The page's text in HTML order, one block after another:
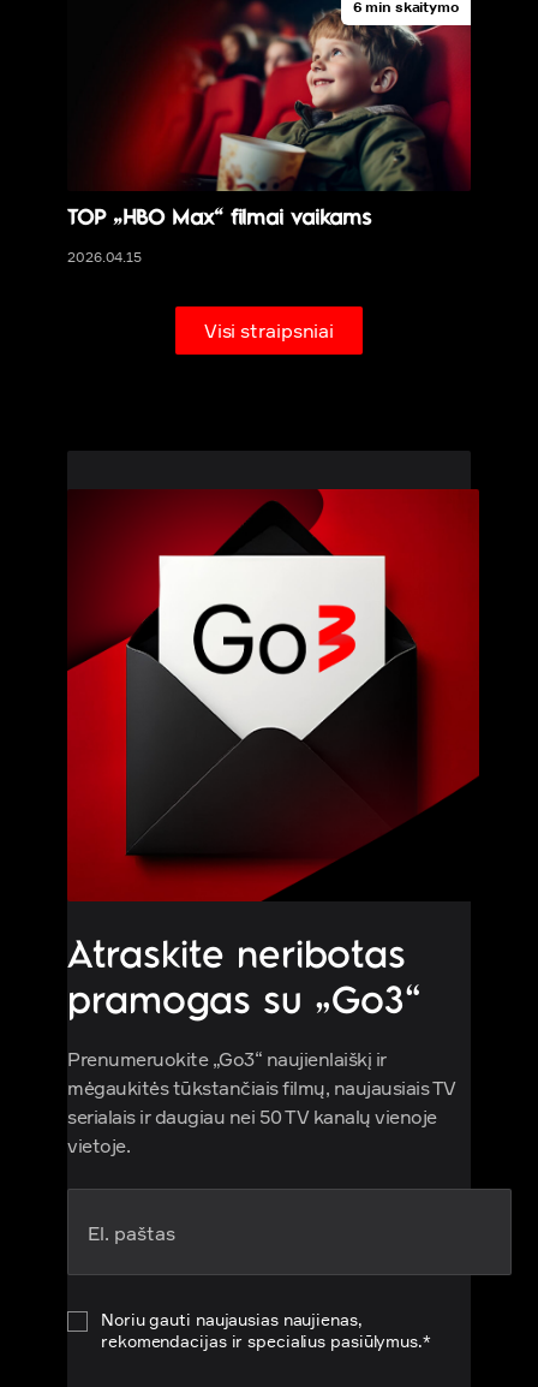
6 min skaitymo
TOP „HBO Max“ filmai vaikams
2026.04.15
Visi straipsniai
Atraskite neribotas
pramogas su „Go3“
Prenumeruokite „Go3“ naujienlaiškį ir
mėgaukitės tūkstančiais filmų, naujausiais TV
serialais ir daugiau nei 50 TV kanalų vienoje
vietoje.
Noriu gauti naujausias naujienas,
rekomendacijas ir specialius pasiūlymus.*